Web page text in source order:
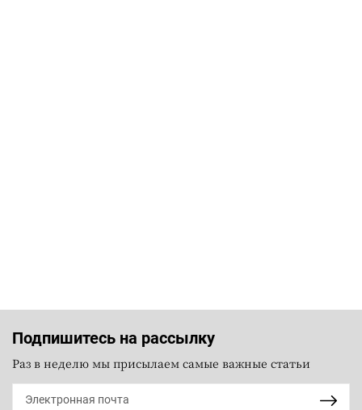
Подпишитесь на рассылку
Раз в неделю мы присылаем самые важные статьи